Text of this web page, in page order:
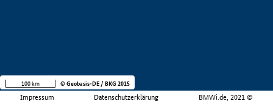
Impressum Datenschutzerklärung BMWi.de, 2021 ©
100 km © Geobasis-DE / BKG 2015